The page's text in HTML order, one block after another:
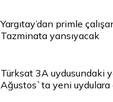
Yargıtay’dan primle
Tazminata yansıyacak
Türksat 3A uydusundaki
Ağustos`ta yeni uydulara